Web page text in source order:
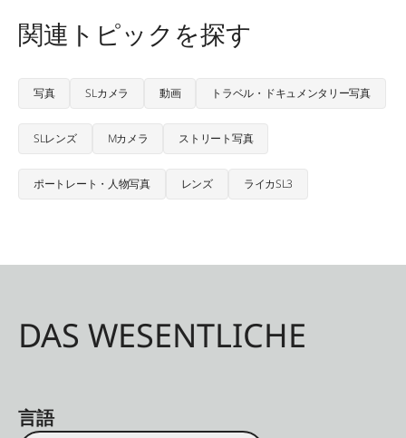
関連トピックを探す
写真 SLカメラ 動画 トラベル・ドキュメンタリー写真
SLレンズ Mカメラ ストリート写真
ポートレート・人物写真 レンズ ライカSL3
DAS WESENTLICHE
言語